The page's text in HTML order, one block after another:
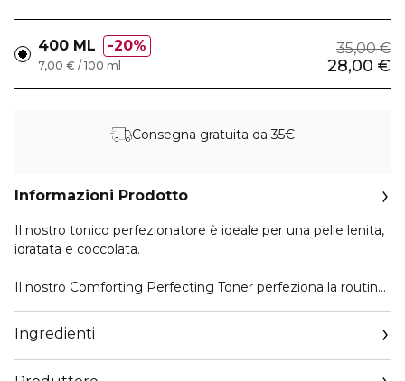
400 ML 20% 35,00 €
28,00 €
7,00 € / 100 ml
Consegna gratuita da 35€
Informazioni Prodotto
Il nostro tonico perfezionatore è ideale per una pelle lenita,
idratata e coccolata.
Il nostro Comforting Perfecting Toner perfeziona la routine
Ialuronico idratante e dall'estratto di Rosa Centifolia lenitivo,
lenisce e rivitalizza la pelle, riducendo la secchezza cutanea
e la sensazione di pelle che tira. La pelle è di nuovo elastica,
Ingredienti